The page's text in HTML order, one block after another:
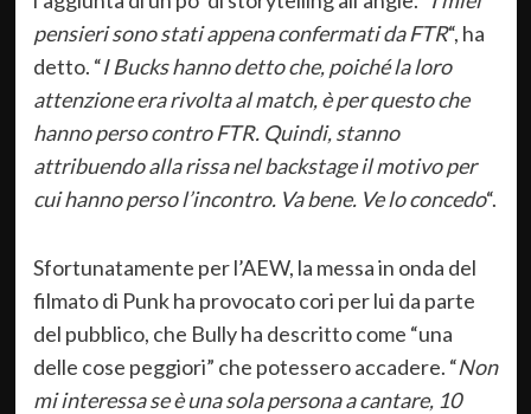
pensieri sono stati appena confermati da FTR“, ha
detto. “I Bucks hanno detto che, poiché la loro
attenzione era rivolta al match, è per questo che
hanno perso contro FTR. Quindi, stanno
attribuendo alla rissa nel backstage il motivo per
cui hanno perso l’incontro. Va bene. Ve lo concedo“.
Sfortunatamente per l’AEW, la messa in onda del
filmato di Punk ha provocato cori per lui da parte
del pubblico, che Bully ha descritto come “una
delle cose peggiori” che potessero accadere. “Non
mi interessa se è una sola persona a cantare, 10